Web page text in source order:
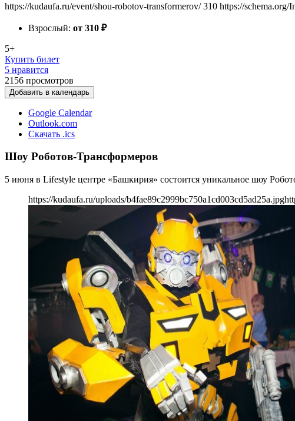
https://kudaufa.ru/event/shou-robotov-transformerov/ 310 https://schema.org/
Взрослый: от 310 ₽
5+
Купить билет
5 нравится
2156 просмотров
Добавить в календарь
Google Calendar
Outlook.com
Скачать .ics
Шоу Роботов-Трансформеров
5 июня в Lifestyle центре «Башкирия» состоится уникальное шоу
https://kudaufa.ru/uploads/b4fae89c2999bc750a1cd003cd5ad25a.jpg